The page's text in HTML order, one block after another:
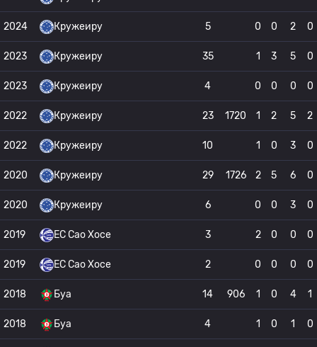
2024 Кружеиру 5 0 0 2 0
2023 Кружеиру 35 1 3 5 0
2023 Кружеиру 4 0 0 0 0
2022 Кружеиру 23 1720 1 2 5 2
2022 Кружеиру 10 1 0 3 0
2020 Кружеиру 29 1726 2 5 6 0
2020 Кружеиру 6 0 0 3 0
2019 EC Сао Хосе 3 2 0 0 0
2019 EC Сао Хосе 2 0 0 0 0
2018 Буа 14 906 1 0 4 1
2018 Буа 4 1 0 1 0